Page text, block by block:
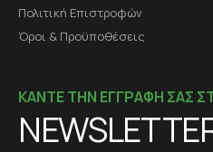
Πολιτική Επιστροφών
Όροι & Προϋποθέσεις
ΚΑΝΤΕ ΤΗΝ ΕΓΓΡΑΦΗ ΣΑΣ